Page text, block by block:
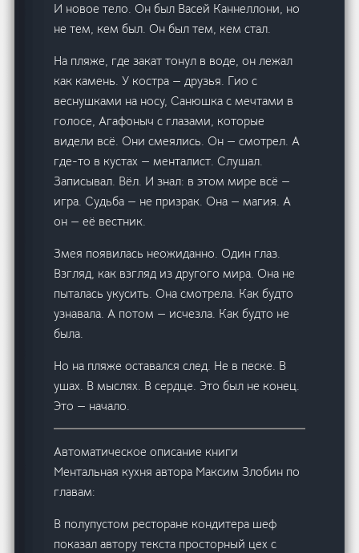
И новое тело. Он был Васей Каннеллони, но
не тем, кем был. Он был тем, кем стал.
На пляже, где закат тонул в воде, он лежал
как камень. У костра — друзья. Гио с
веснушками на носу, Санюшка с мечтами в
голосе, Агафоныч с глазами, которые
видели всё. Они смеялись. Он — смотрел. А
где-то в кустах — менталист. Слушал.
Записывал. Вёл. И знал: в этом мире всё —
игра. Судьба — не призрак. Она — магия. А
он — её вестник.
Змея появилась неожиданно. Один глаз.
Взгляд, как взгляд из другого мира. Она не
пыталась укусить. Она смотрела. Как будто
узнавала. А потом — исчезла. Как будто не
была.
Но на пляже оставался след. Не в песке. В
ушах. В мыслях. В сердце. Это был не конец.
Это — начало.
Автоматическое описание книги
Ментальная кухня автора Максим Злобин по
главам:
В полупустом ресторане кондитера шеф
показал автору текста просторный цех с